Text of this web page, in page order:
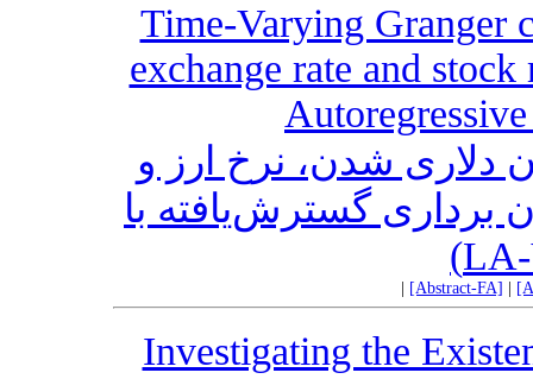
Time-Varying Granger
exchange rate and
دلاری شدن، نرخ ارز و
برداری گسترش‌یافته با
[Abstract-FA]
Investigating the